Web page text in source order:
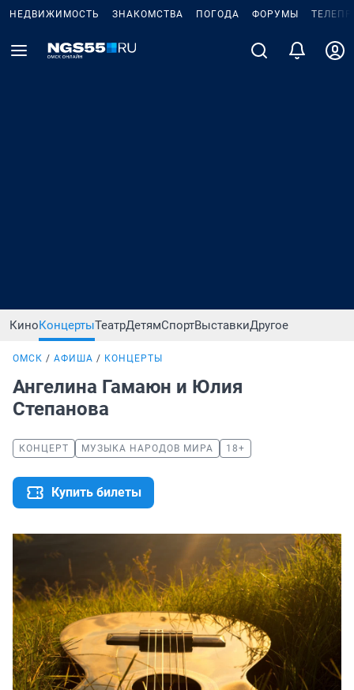
НЕДВИЖИМОСТЬ ЗНАКОМСТВА ПОГОДА ФОРУМЫ
КиноКонцертыТеатрДетямСпортВыставкиДругое
ОМСК АФИША КОНЦЕРТЫ
Ангелина Гамаюн и Юлия
Степанова
КОНЦЕРТ МУЗЫКА НАРОДОВ МИРА 18+
Купить билеты